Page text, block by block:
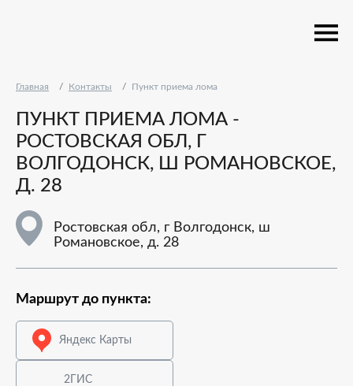
Главная Контакты Пункт приема лома
ПУНКТ ПРИЕМА ЛОМА -
РОСТОВСКАЯ ОБЛ, Г
ВОЛГОДОНСК, Ш РОМАНОВСКОЕ,
Д. 28
Ростовская обл, г Волгодонск, ш
Романовское, д. 28
Маршрут до пункта:
Яндекс Карты
2ГИС